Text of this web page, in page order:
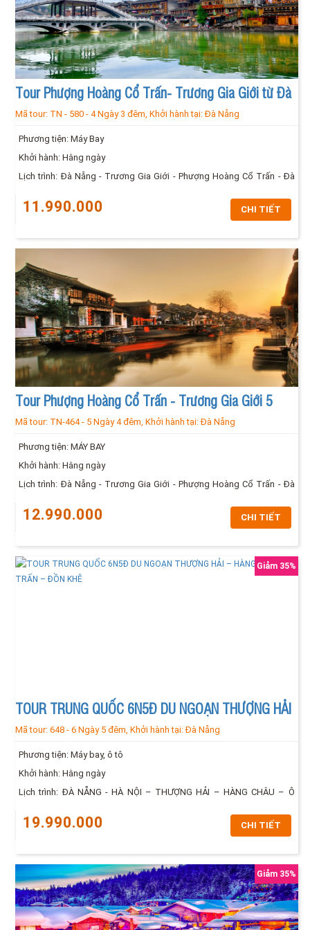
Tour Phượng Hoàng Cổ Trấn- Trương Gia Giới từ Đà
Nẵng 4N3Đ
Mã tour: TN - 580 -4 Ngày 3 đêm, Khởi hành tại:Đà Nẵng
Phương tiện: Máy Bay
Khởi hành: Hằng ngày
Lịch trình: Đà Nẵng - Trương Gia Giới - Phượng Hoàng Cổ Trấn - Đà
11.990.000 CHI TIẾT
Tour Phượng Hoàng Cổ Trấn - Trương Gia Giới 5
ngày 4 đêm
Mã tour: TN-464- 5 Ngày 4 đêm, Khởi hành tại:Đà Nẵng
Phương tiện: MÁY BAY
Khởi hành: Hằng ngày
Lịch trình: Đà Nẵng - Trương Gia Giới - Phượng Hoàng Cổ Trấn - Đà
12.990.000 CHI TIẾT
Giảm 35%
TOUR TRUNG QUỐC 6N5Đ DU NGOẠN THƯỢNG HẢI
– HÀNG CHÂU – Ô TRẤN – ĐỒN KHÊ
Mã tour:648 -6 Ngày 5 đêm, Khởi hành tại:Đà Nẵng
Phương tiện: Máy bay, ô tô
Khởi hành: Hằng ngày
Lịch trình: ĐÀ NẴNG - HÀ NỘI – THƯỢNG HẢI – HÀNG CHÂU – Ô
19.990.000 CHI TIẾT
Giảm 35%